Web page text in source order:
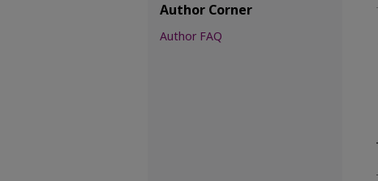
Author Corner
Author FAQ